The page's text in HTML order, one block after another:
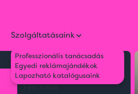
Környezetbarát tollak
Műanyag tollak
Fém tollak
Szolgáltatásaink
Professzionális tanácsadás
Egyedi reklámajándékok
Lapozható katalógusaink
készlet